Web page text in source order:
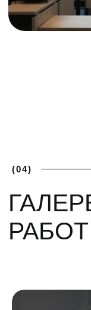
ЛУЧШИЕ
УСЛОВИЯ
предложение
поставщика и